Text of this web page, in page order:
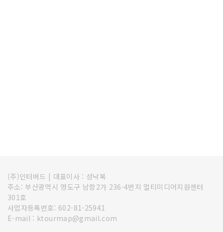
(주)인터버드 | 대표이사 : 성낙복
주소: 부산광역시 영도구 남항2가 236-4번지 멀티미디어지원센터
301호
사업자등록번호: 602-81-25941
E-mail : ktourmap@gmail.com